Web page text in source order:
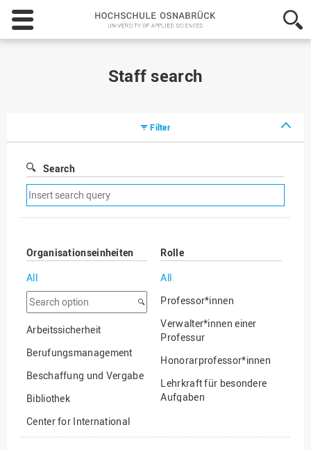
Hochschule
Osnabrück
-
Staff search
Filter
Search
Remove
search
filter
Organisationseinheiten
All
Search
option
Arbeitssicherheit
Berufungsmanagement
Beschaffung und Vergabe
Bibliothek
Center for International
Mobility
Rolle
All
Professor*innen
Verwalter*innen einer
Professur
Honorarprofessor*innen
Lehrkraft für besondere
Aufgaben